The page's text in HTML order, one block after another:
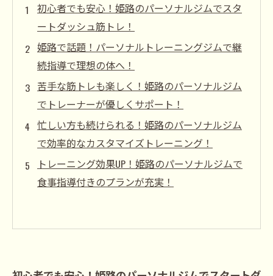
初心者でも安心！姫路のパーソナルジムでスタ
ートダッシュ筋トレ！
姫路で話題！パーソナルトレーニングジムで継
続指導で理想の体へ！
苦手な筋トレも楽しく！姫路のパーソナルジム
でトレーナーが優しくサポート！
忙しい方も続けられる！姫路のパーソナルジム
で効率的なカスタマイズトレーニング！
トレーニング効果UP！姫路のパーソナルジムで
食事指導付きのプランが充実！